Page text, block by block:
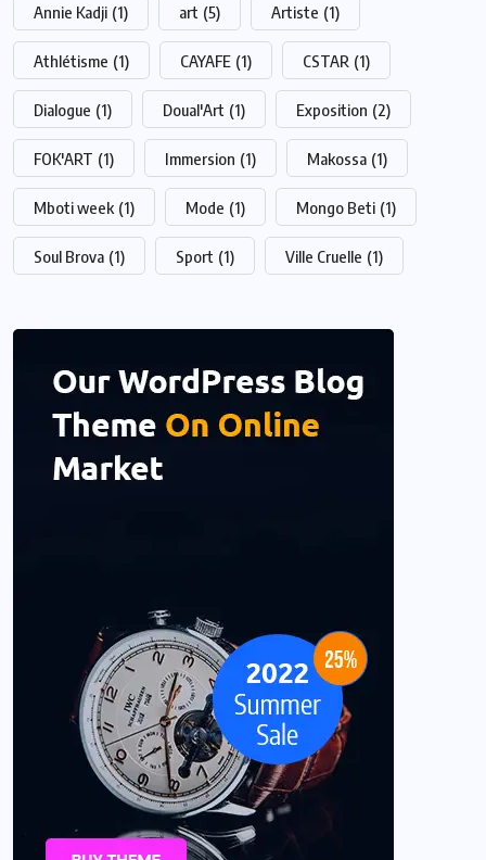
Annie Kadji (1) art (5) Artiste (1)
Athlétisme (1) CAYAFE (1) CSTAR (1)
Dialogue (1) Doual'Art (1) Exposition (2)
FOK'ART (1) Immersion (1) Makossa (1)
Mboti week (1) Mode (1) Mongo Beti (1)
Soul Brova (1) Sport (1) Ville Cruelle (1)